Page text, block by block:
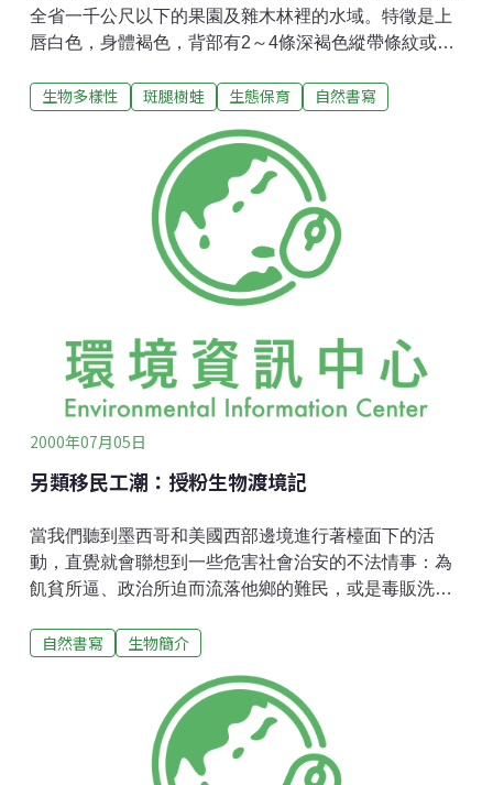
全省一千公尺以下的果園及雜木林裡的水域。特徵是上
唇白色，身體褐色，背部有2～4條深褐色縱帶條紋或斑
所以又有個俗名叫斑腿樹蛙。平常棲息在樹上，繁殖期
主要在春天及夏天繁殖，每年四、五月的春雨和梅雨季
是它們最喜愛的季節，在水邊的植物體上，常聚集形成
上百隻青蛙的大合唱。由於它們的叫聲有如連珠炮般的
「搭、搭、搭」，聽起來常有置身靶場的錯覺，頗具有
震撼效果。在雌雄數目懸殊的情況，常會出現一隻雌蛙
和多隻雄蛙交配共同產卵的現象，因而產生同母異父的
子代，雄蛙藉此可以提高牠們交配的機會。產黃色泡沫
型卵塊，常常好幾個卵塊聚成一大團高掛在樹上，每個
卵塊內有400～500顆白色的卵粒。卵塊常常會被蒼蠅產
卵寄生並長蛆，無法發育成蝌蚪。蝌蚪為大型，尾鰭高
而薄，特徵為吻端上方有
生物多樣性 斑腿樹蛙 生態保育 自然書寫
2000年07月05日
另類移民工潮：授粉生物渡境記
當我們聽到墨西哥和美國西部邊境進行著檯面下的活
動，直覺就會聯想到一些危害社會治安的不法情事：為
飢貧所逼、政治所迫而流落他鄉的難民，或是毒販洗
移民潮正在美、墨兩國邊界上演，且對雙方首當其衝的
跨越國境，循著牠們的甘露走廊採集花粉，走避墨西哥
的熱浪來到美國西部山區。這群蜂擁而至的旅人，在檯
面下默默地辛勤工作著，不為世人所知曉，也得不到眾
人的肯定，只得承受自生自滅的危機。小型長鼻蝙蝠一
自然書寫 生物簡介